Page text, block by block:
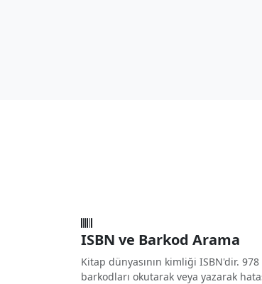
ISBN ve Barkod Arama
Kitap dünyasının kimliği ISBN'dir.
barkodları okutarak veya yazarak